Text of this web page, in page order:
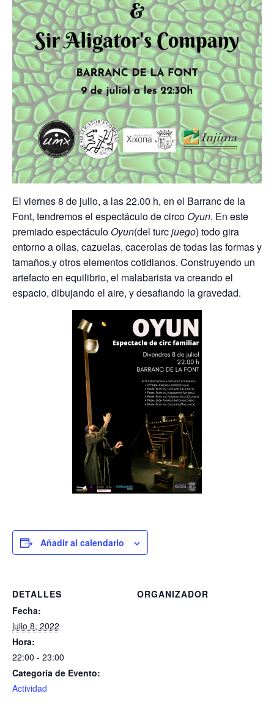
El viernes 8 de julio, a las 22.00 h, en el Barranc de la
Font, tendremos el espectáculo de circo Oyun. En este
premiado espectáculo Oyun(del turcjuego) todo gira
entorno a ollas, cazuelas, cacerolas de todas las formas y
tamaños,y otros elementos cotidianos. Construyendo un
artefacto en equilibrio, el malabarista va creando el
espacio, dibujando el aire, y desafiando la gravedad.
Añadir al calendario
DETALLES
Fecha:
julio 8, 2022
Hora:
22:00 - 23:00
Categoría de Evento:
Actividad
ORGANIZADOR